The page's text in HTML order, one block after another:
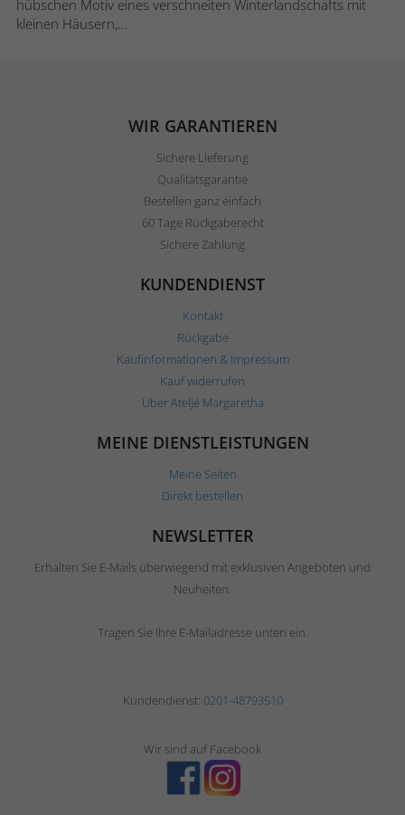
hübschen Motiv eines verschneiten Winterlandschafts mit
kleinen Häusern,...
WIR GARANTIEREN
Sichere Lieferung
Qualitätsgarantie
Bestellen ganz einfach
60 Tage Rückgaberecht
Sichere Zahlung
KUNDENDIENST
Kontakt
Rückgabe
Kaufinformationen & Impressum
Kauf widerrufen
Über Ateljé Margaretha
MEINE DIENSTLEISTUNGEN
Meine Seiten
Direkt bestellen
NEWSLETTER
Erhalten Sie E-Mails überwiegend mit exklusiven Angeboten und
Neuheiten.
Tragen Sie Ihre E-Mailadresse unten ein.
Kundendienst: 0201-48793510
Wir sind auf Facebook